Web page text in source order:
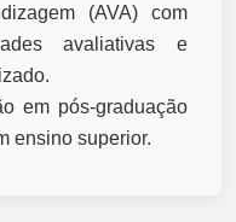
(AVA) com
avaliativas e
em pós-graduação
ensino superior.